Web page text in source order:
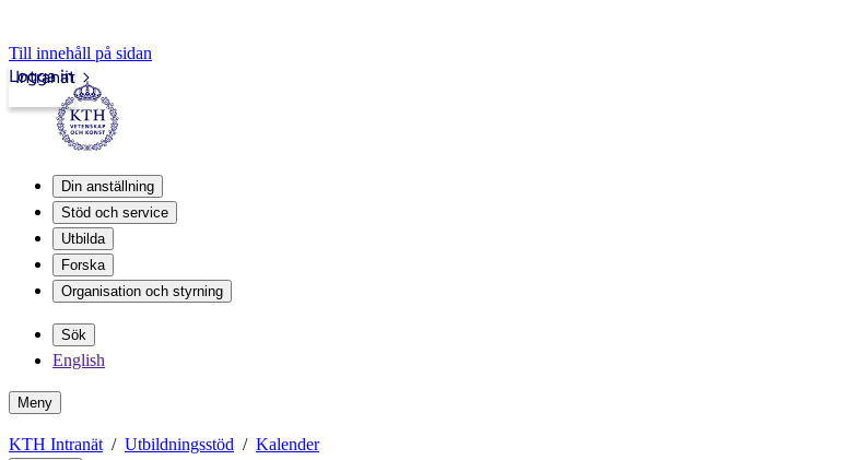
Till innehåll på sidan
Intranät
Logga in
Din anställning
Stöd och service
Utbilda
Forska
Organisation och styrning
Sök
English
Meny
KTH Intranät Utbildningsstöd Kalender